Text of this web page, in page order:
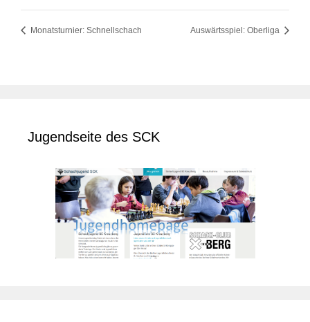
Monatsturnier: Schnellschach Auswärtsspiel: Oberliga
Jugendseite des SCK